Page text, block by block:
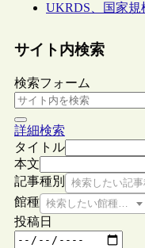
UKRDS、国家規
サイト内検索
検索フォーム
詳細検索
タイトル
本文
記事種別
検索したい記
館種 検索したい館種を選
投稿日